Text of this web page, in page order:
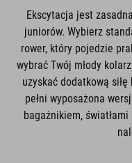
Ekscytacja jest
juniorów. Wybierz
rower, który pojedzie
wybrać Twój młody
uzyskać dodatkową
pełni wyposażona
bagażnikiem,